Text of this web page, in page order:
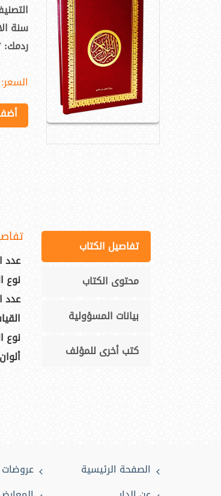
سنة
ردمك:
تفاصيل الكتاب
محتوى الكتاب
بيانات المسؤولية
كتب أخرى للمؤلف
عدد
نوع
عدد
نوع
الصفحة الرئيسية